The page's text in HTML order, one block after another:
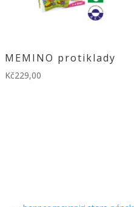
MEMINO protiklady
Kč229,00